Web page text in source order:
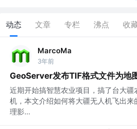
动态 文章 专栏 沸点 收
MarcoMa
3年前
GeoServer发布TIF格式文件为地
近期开始搞智慧农业项目，搞了台大疆
机，本文介绍如何将大疆无人机飞出来
理影...